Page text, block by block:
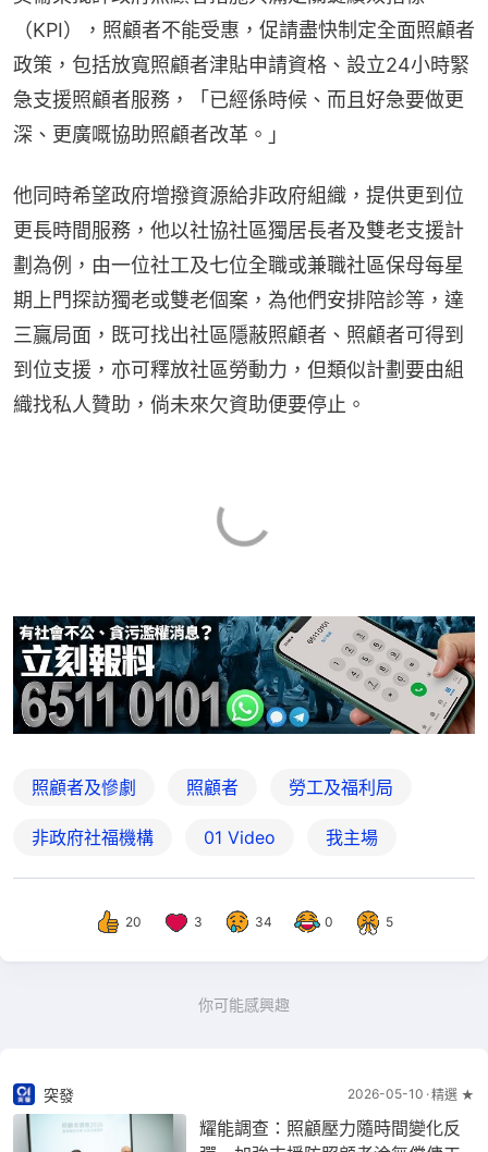
（KPI），照顧者不能受惠，促請盡快制定全面照顧者
政策，包括放寬照顧者津貼申請資格、設立24小時緊
急支援照顧者服務，「已經係時候、而且好急要做更
深、更廣嘅協助照顧者改革。」
他同時希望政府增撥資源給非政府組織，提供更到位
更長時間服務，他以社協社區獨居長者及雙老支援計
劃為例，由一位社工及七位全職或兼職社區保母每星
期上門探訪獨老或雙老個案，為他們安排陪診等，達
三贏局面，既可找出社區隱蔽照顧者、照顧者可得到
到位支援，亦可釋放社區勞動力，但類似計劃要由組
織找私人贊助，倘未來欠資助便要停止。
照顧者及慘劇 照顧者 勞工及福利局
非政府社福機構 01 Video 我主場
20 3 34 0 5
你可能感興趣
突發 2026-05-10 精選 ★
耀能調查：照顧壓力隨時間變化反